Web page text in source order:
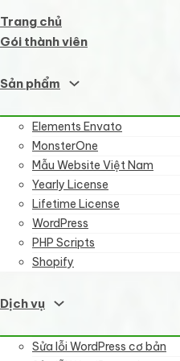
Trang chủ
Gói thành viên
Sản phẩm
Elements Envato
MonsterOne
Mẫu Website Việt Nam
Yearly License
Lifetime License
WordPress
PHP Scripts
Shopify
Dịch vụ
Sửa lỗi WordPress cơ bản